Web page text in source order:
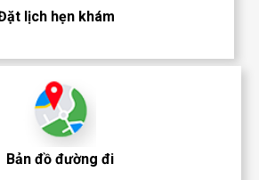
lịch hẹn khám
Bản đồ đường đi